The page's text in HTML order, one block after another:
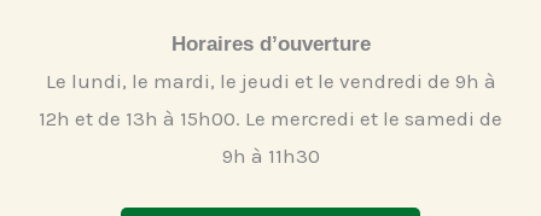
Horaires d’ouverture
Le lundi, le mardi, le jeudi et le vendredi de 9h à
12h et de 13h à 15h00. Le mercredi et le samedi de
9h à 11h30